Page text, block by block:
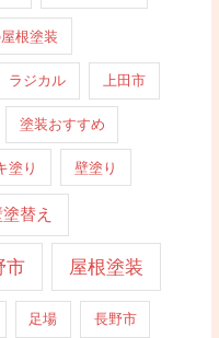
根塗装
ラジカル 上田市
塗装おすすめ
塗り 壁塗り
替え
市 屋根塗装
足場 長野市